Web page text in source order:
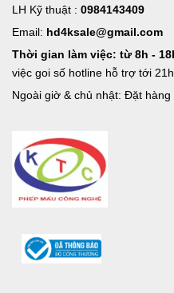
LH Kỹ thuật : 0984143409
Email: hd4ksale@gmail.com
Thời gian làm việc: từ 8h -
việc goi số hotline hỗ trợ tới
Ngoài giờ & chủ nhật: Đặt